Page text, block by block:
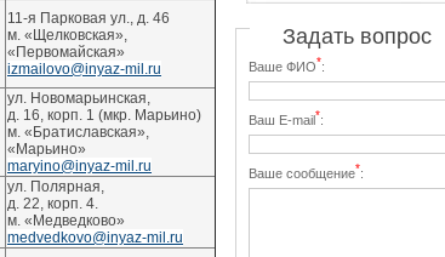
11-я Парковая ул., д. 46
м. «Щелковская»,
«Первомайская»
izmailovo@inyaz-mil.ru
ул. Новомарьинская,
д. 16, корп. 1 (мкр. Марьино)
м. «Братиславская»,
«Марьино»
maryino@inyaz-mil.ru
ул. Полярная,
д. 22, корп. 4.
м. «Медведково»
medvedkovo@inyaz-mil.ru
Задать вопрос
Ваше ФИО*:
Ваш E-mail*:
Ваше сообщение*: